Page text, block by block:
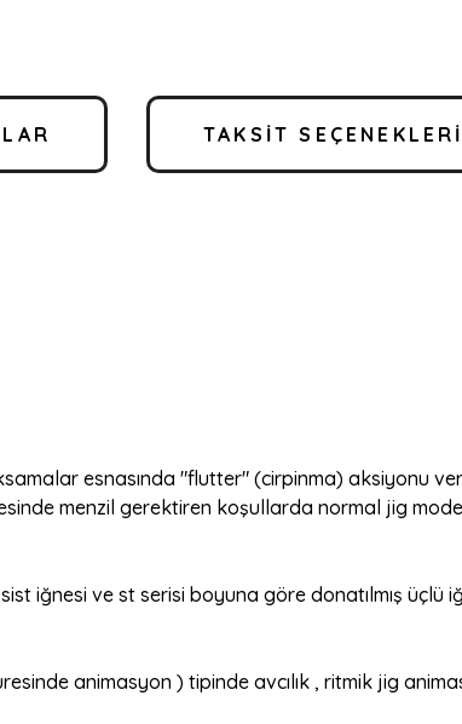
TAKSIT SEÇENEKLERI
esnasında "flutter" (cirpinma) aksiyonu
menzil gerektiren koşullarda normal jig
iğnesi ve st serisi boyuna göre donatılmış üçlü
animasyon ) tipinde avcılık , ritmik jig